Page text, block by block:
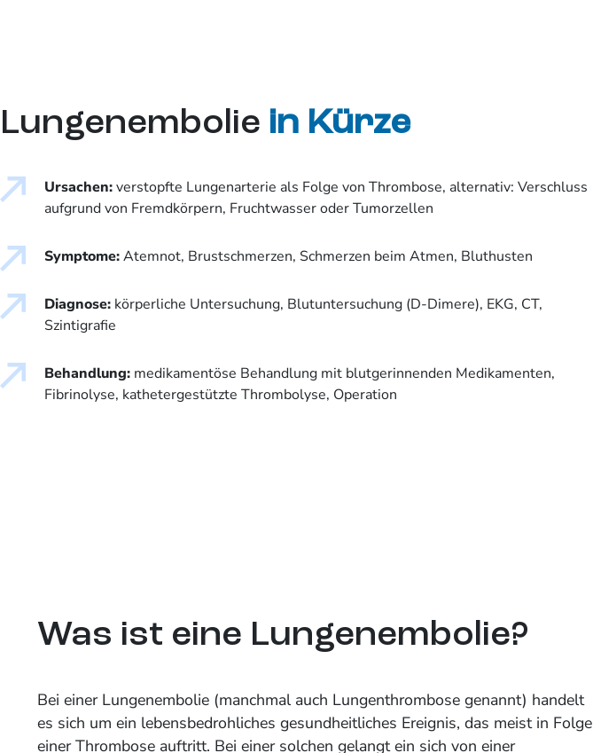
Lungenembolie in Kürze
Ursachen:verstopfte Lungenarterie als Folge von Thrombose, alternativ: Verschluss
aufgrund von Fremdkörpern, Fruchtwasser oder Tumorzellen
Symptome:Atemnot, Brustschmerzen, Schmerzen beim Atmen, Bluthusten
Diagnose: körperliche Untersuchung, Blutuntersuchung (D-Dimere), EKG, CT,
Szintigrafie
Behandlung: medikamentöse Behandlung mit blutgerinnenden Medikamenten,
Fibrinolyse, kathetergestützte Thrombolyse, Operation
Was ist eine Lungenembolie?
Bei einer Lungenembolie (manchmal auch Lungenthrombose genannt) handelt
es sich um ein lebensbedrohliches gesundheitliches Ereignis, das meist in Folge
einer Thrombose auftritt. Bei einer solchen gelangt ein sich von einer